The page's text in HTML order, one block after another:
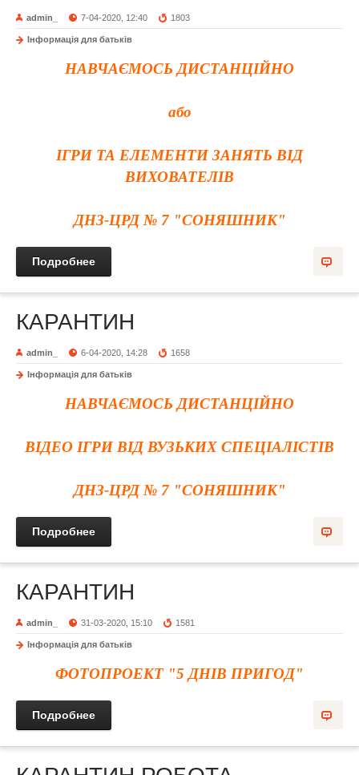
admin_ 7-04-2020, 12:40 1803
Інформація для батьків
НАВЧАЄМОСЬ ДИСТАНЦІЙНО
або
ІГРИ ТА ЕЛЕМЕНТИ ЗАНЯТЬ ВІД
ВИХОВАТЕЛІВ
ДНЗ-ЦРД № 7 "СОНЯШНИК"
Подробнее
КАРАНТИН
admin_ 6-04-2020, 14:28 1658
Інформація для батьків
НАВЧАЄМОСЬ ДИСТАНЦІЙНО
ВІДЕО ІГРИ ВІД ВУЗЬКИХ СПЕЦІАЛІСТІВ
ДНЗ-ЦРД № 7 "СОНЯШНИК"
Подробнее
КАРАНТИН
admin_ 31-03-2020, 15:10 1581
Інформація для батьків
ФОТОПРОЕКТ "5 ДНІВ ПРИГОД"
Подробнее